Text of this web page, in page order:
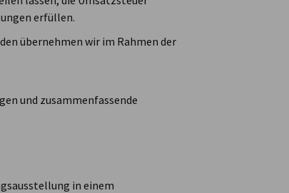
erfüllen.
übernehmen wir im Rahmen der
und zusammenfassende
in einem